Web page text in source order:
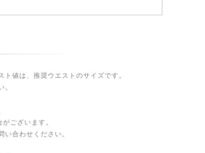
値は、推奨ウエストのサイズです。
。
ございます。
い合わせください。